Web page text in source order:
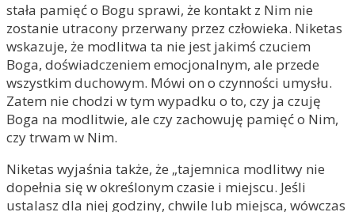
stała pamięć o Bogu sprawi, że kontakt z Nim nie
zostanie utracony przerwany przez człowieka. Niketas
wskazuje, że modlitwa ta nie jest jakimś czuciem
Boga, doświadczeniem emocjonalnym, ale przede
wszystkim duchowym. Mówi on o czynności umysłu.
Zatem nie chodzi w tym wypadku o to, czy ja czuję
Boga na modlitwie, ale czy zachowuję pamięć o Nim,
czy trwam w Nim.
Niketas wyjaśnia także, że „tajemnica modlitwy nie
dopełnia się w określonym czasie i miejscu. Jeśli
ustalasz dla niej godziny, chwile lub miejsca, wówczas